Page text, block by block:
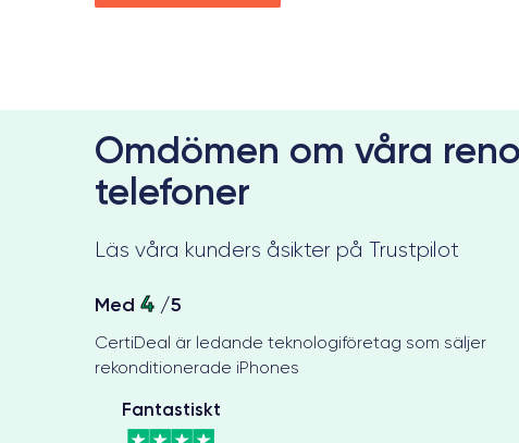
Omdömen om våra
telefoner
Läs våra kunders åsikter på Trustpilot
Med 4 /5
CertiDeal är ledande teknologiföretag som säljer
rekonditionerade iPhones
Fantastiskt